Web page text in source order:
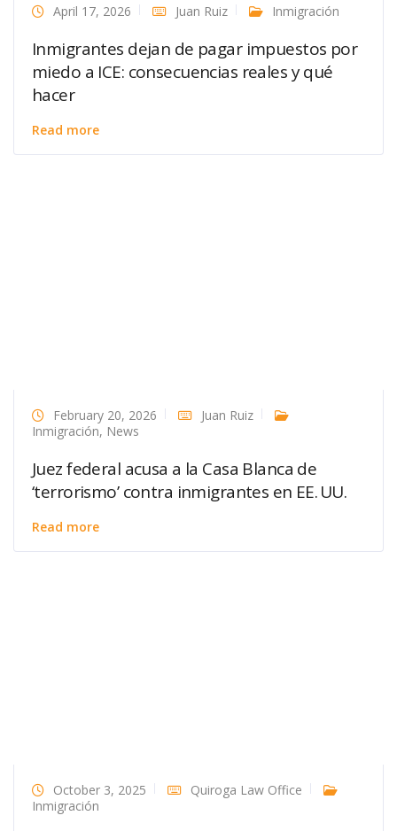
April 17, 2026 Juan Ruiz Inmigración
Inmigrantes dejan de pagar impuestos por
miedo a ICE: consecuencias reales y qué
hacer
Read more
February 20, 2026
Juan Ruiz
Inmigración, News
Juez federal acusa a la Casa Blanca de
‘terrorismo’ contra inmigrantes en EE. UU.
Read more
October 3, 2025
Quiroga Law Office
Inmigración